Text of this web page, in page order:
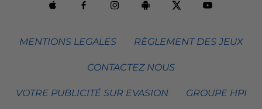
MENTIONS LEGALES RÈGLEMENT DES JEUX
CONTACTEZ NOUS
VOTRE PUBLICITÉ SUR EVASION GROUPE HPI